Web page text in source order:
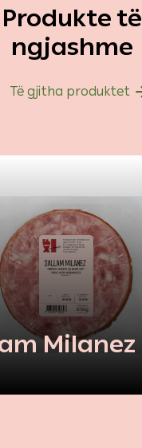
Produkte të
ngjashme
Të gjitha produktet
Milanez